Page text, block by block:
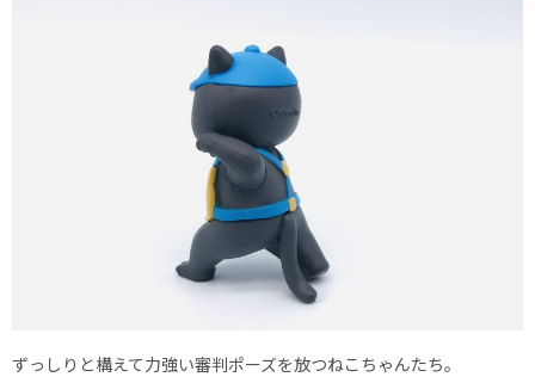
ずっしりと構えて力強い審判ポーズを放つねこちゃんたち。